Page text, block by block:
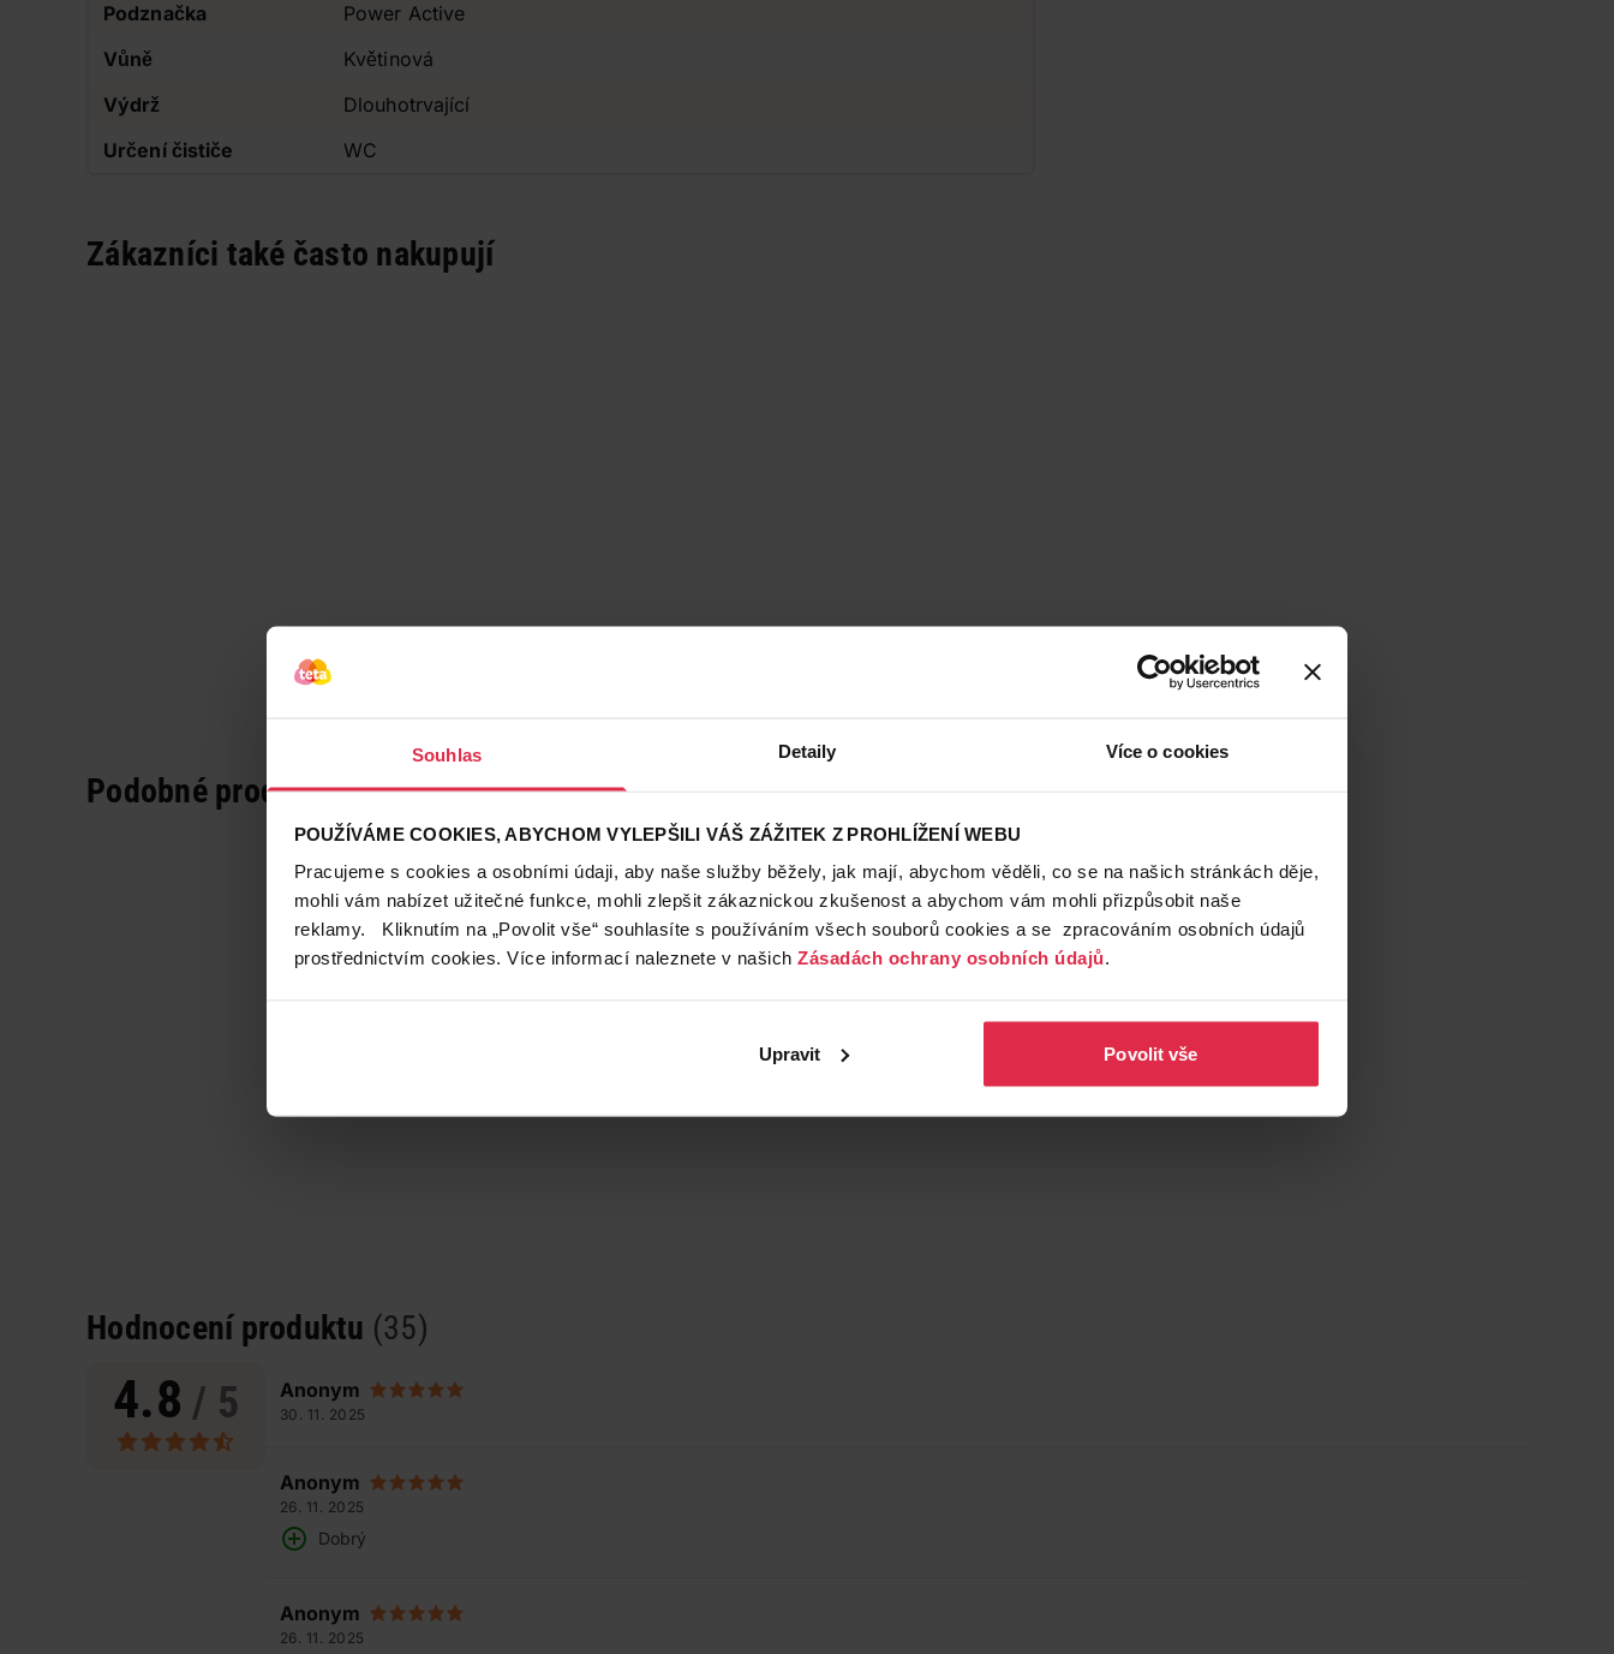
Souhlas Detaily Více o cookies
POUŽÍVÁME COOKIES, ABYCHOM VYLEPŠILI VÁŠ ZÁŽITEK Z PROHLÍŽENÍ WEBU
Pracujeme s cookies a osobními údaji, aby naše služby běžely, jak mají, abychom věděli, co se na našich stránkách děje,
mohli vám nabízet užitečné funkce, mohli zlepšit zákaznickou zkušenost a abychom vám mohli přizpůsobit naše
reklamy. Kliknutím na „Povolit vše“ souhlasíte s používáním všech souborů cookies a se zpracováním osobních údajů
prostřednictvím cookies. Více informací naleznete v našich Zásadách ochrany osobních údajů.
Upravit Povolit vše
Podznačka
Power Active
Vůně
Květinová
Výdrž
Dlouhotrvající
Určení čističe
WC
Zákazníci také často nakupují
Podobné produkty
Hodnocení produktu (35)
4.8 / 5 Anonym
30. 11. 2025
Anonym
26. 11. 2025
Dobrý
Anonym
26. 11. 2025